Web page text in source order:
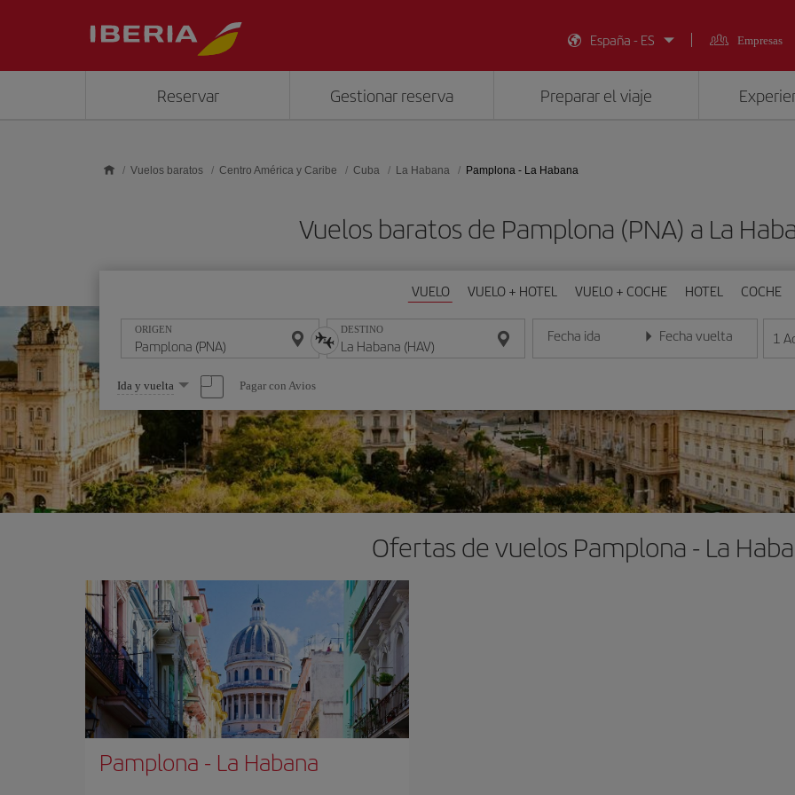
España - ES
Empresas
Reservar Gestionar reserva Preparar el viaje
Vuelos baratos Centro América y Caribe Cuba La Habana Pamplona - La Habana
Vuelos baratos de Pamplona (PNA) a La
VUELO VUELO + HOTEL VUELO + COCHE HOTEL COCHE
ORIGEN DESTINO Fecha ida
Introduce la fecha en formato día/mes/año
Fecha vuelta
Introduce la fecha en 1
Seleccione
una
opción
Ida y vuelta Pagar con Avios
Ofertas de vuelos Pamplona - La
Pamplona - La Habana